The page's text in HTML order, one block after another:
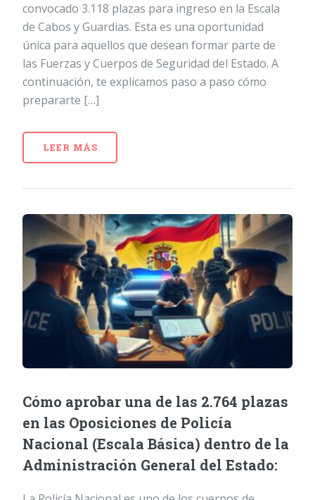
convocado 3.118 plazas para ingreso en la Escala
de Cabos y Guardias. Esta es una oportunidad
única para aquellos que desean formar parte de
las Fuerzas y Cuerpos de Seguridad del Estado. A
continuación, te explicamos paso a paso cómo
prepararte […]
LEER MÁS
Cómo aprobar una de las 2.764 plazas
en las Oposiciones de Policía
Nacional (Escala Básica) dentro de la
Administración General del Estado: